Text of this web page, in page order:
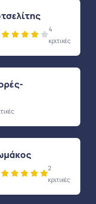
4
κριτικές
2
κριτικές